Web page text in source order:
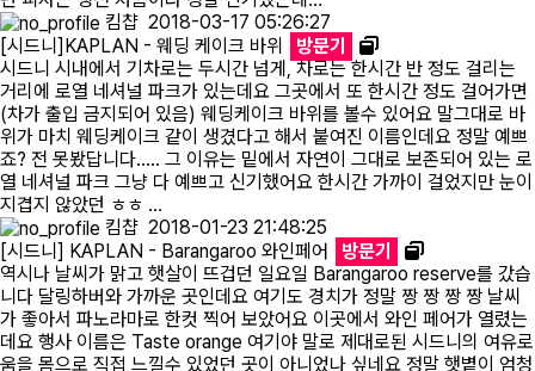
킴챱 2018-03-17 05:26:27
[시드니]KAPLAN - 웨딩 케이크 바위
방문기
시드니 시내에서 기차로는 두시간 넘게, 차로는 한시간 반 정도 걸리는
거리에 로열 네셔널 파크가 있는데요 그곳에서 또 한시간 정도 걸어가면
(차가 출입 금지되어 있음) 웨딩케이크 바위를 볼수 있어요 말그대로 바
위가 마치 웨딩케이크 같이 생겼다고 해서 붙여진 이름인데요 정말 예쁘
죠? 전 못봤답니다..... 그 이유는 밑에서 자연이 그대로 보존되어 있는 로
열 네셔널 파크 그냥 다 예쁘고 신기했어요 한시간 가까이 걸었지만 눈이
지겹지 않았던 ㅎㅎ …
킴챱 2018-01-23 21:48:25
[시드니] KAPLAN - Barangaroo 와인페어
방문기
역시나 날씨가 맑고 햇살이 뜨겁던 일요일 Barangaroo reserve를 갔습
니다 달링하버와 가까운 곳인데요 여기도 경치가 정말 짱 짱 짱 짱 날씨
가 좋아서 파노라마로 한컷 찍어 보았어요 이곳에서 와인 페어가 열렸는
데요 행사 이름은 Taste orange 여기야 말로 제대로된 시드니의 여유로
움을 몸으로 직접 느낄수 있었던 곳이 아니었나 싶네요 정말 햇볕이 엄청